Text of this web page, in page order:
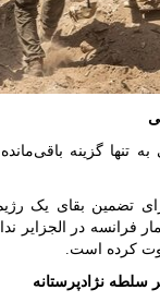
گزینه
تضمین بقای یک
فرانسه در الجزایر
کرده است.
سلطه نژادپرستانه